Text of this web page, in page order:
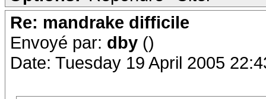
Re: mandrake difficile
Envoyé par: dby ()
Date: Tuesday 19 April 2005